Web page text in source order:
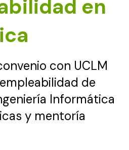
en
con UCLM
de
Informática
y mentoría